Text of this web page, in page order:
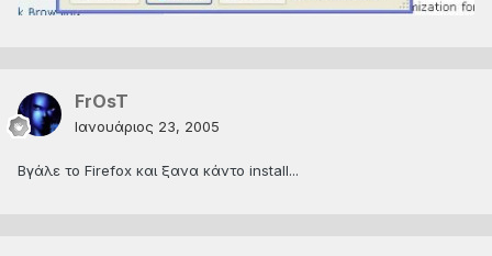
FrOsT
Ιανουάριος 23, 2005
Βγάλε το Firefox και ξανα κάντο install...